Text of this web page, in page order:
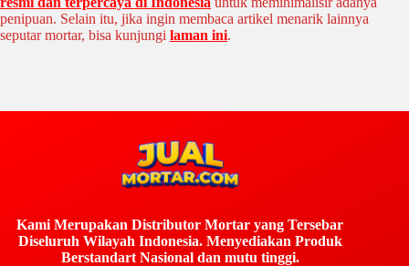
penipuan. Selain itu, jika ingin membaca artikel menarik lainnya
seputar mortar, bisa kunjungi laman ini.
Kami Merupakan Distributor Mortar yang Tersebar
Diseluruh Wilayah Indonesia. Menyediakan Produk
Berstandart Nasional dan mutu tinggi.